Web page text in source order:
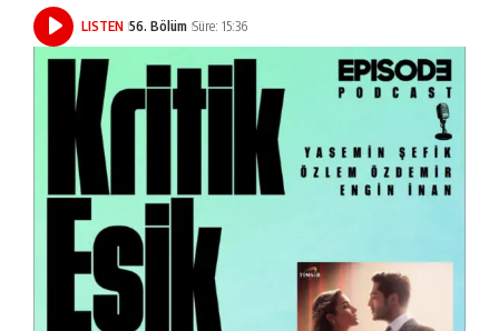
LISTEN 56. Bölüm Süre: 15:36